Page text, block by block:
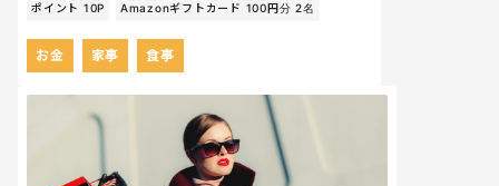
ポイント 10P Amazonギフトカード 100円分 2名
お金 家事 食事